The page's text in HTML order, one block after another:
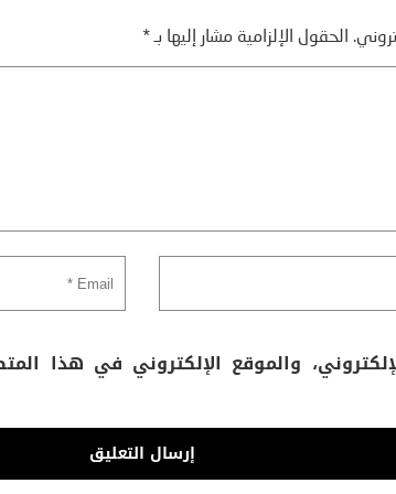
الحقول الإلزامية مشار إليها بـ*
والموقع الإلكتروني في هذا